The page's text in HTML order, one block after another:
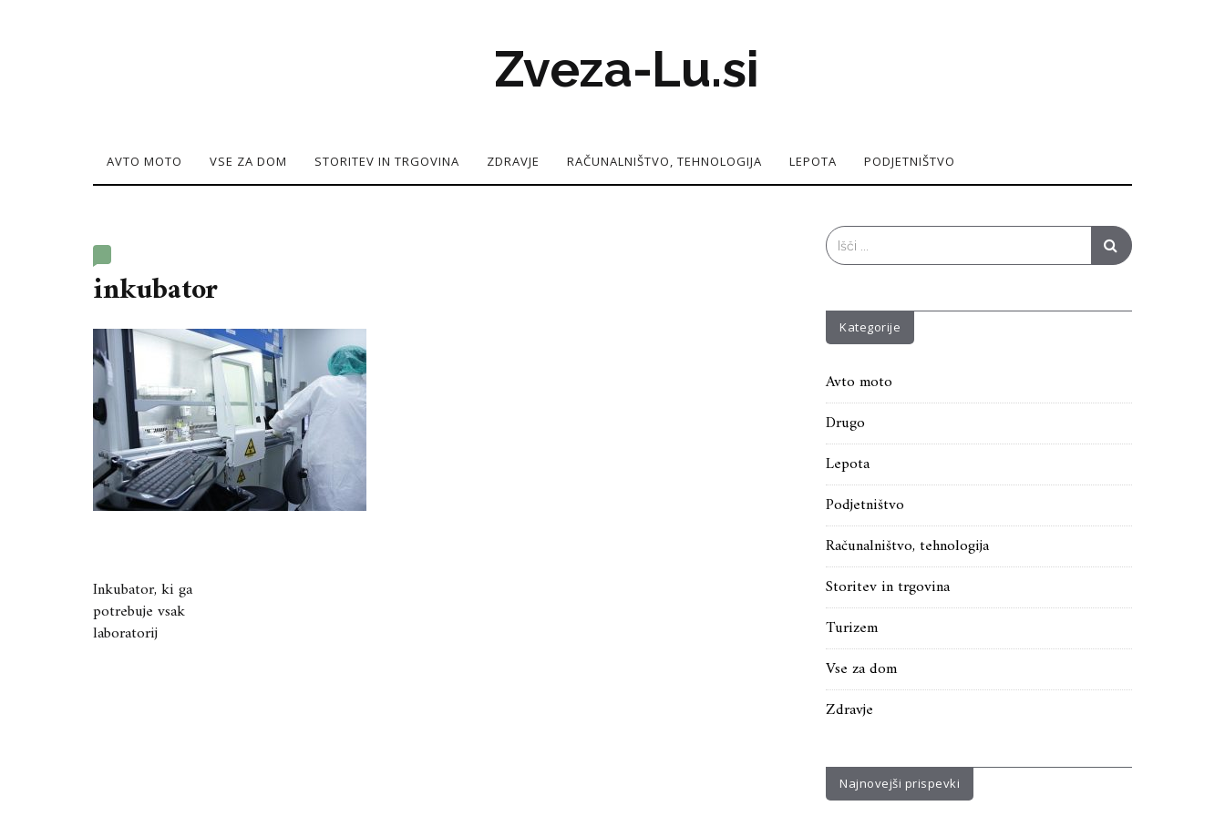
Zveza-Lu.si
AVTO MOTO VSE ZA DOM STORITEV IN TRGOVINA ZDRAVJE RAČUNALNIŠTVO, TEHNOLOGIJA LEPOTA PODJETNIŠTVO
inkubator
Navigacija
prispevka
Inkubator, ki ga
potrebuje vsak
laboratorij
Search
for:
Kategorije
Avto moto
Drugo
Lepota
Podjetništvo
Računalništvo, tehnologija
Storitev in trgovina
Turizem
Vse za dom
Zdravje
Najnovejši prispevki